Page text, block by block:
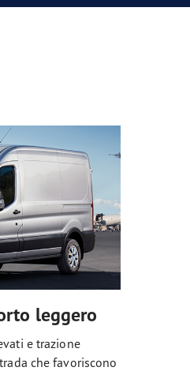
leggero
e trazione
che favoriscono